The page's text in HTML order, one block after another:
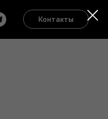
Контакты